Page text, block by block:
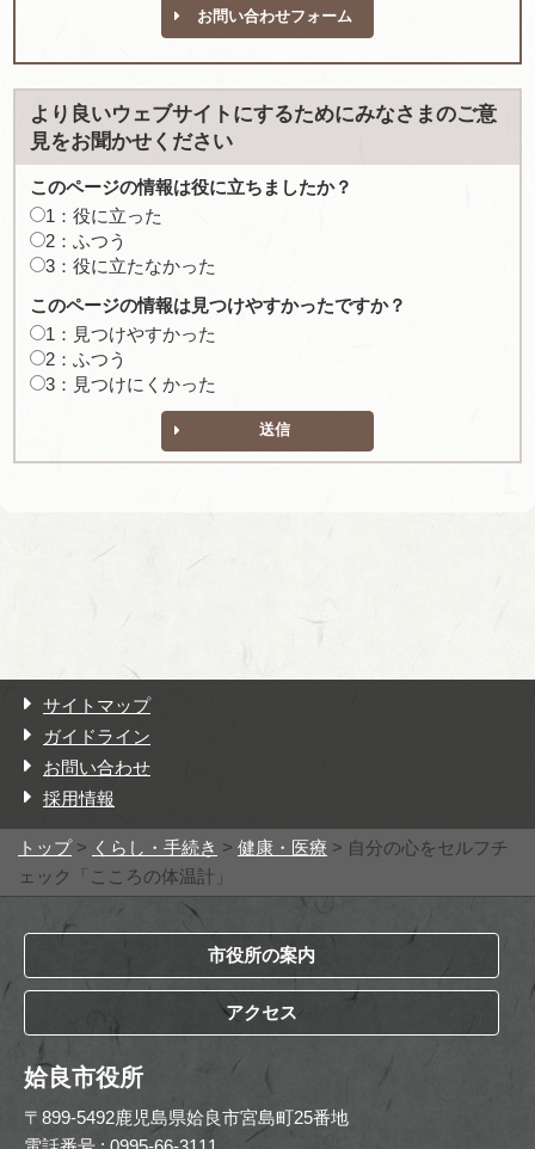
お問い合わせフォーム
より良いウェブサイトにするためにみなさまのご意
見をお聞かせください
このページの情報は役に立ちましたか？
1：役に立った
2：ふつう
3：役に立たなかった
このページの情報は見つけやすかったですか？
1：見つけやすかった
2：ふつう
3：見つけにくかった
送信
サイトマップ
ガイドライン
お問い合わせ
採用情報
トップ> くらし・手続き > 健康・医療 > 自分の心をセルフチ
ェック「こころの体温計」
市役所の案内
アクセス
姶良市役所
〒899-5492鹿児島県姶良市宮島町25番地